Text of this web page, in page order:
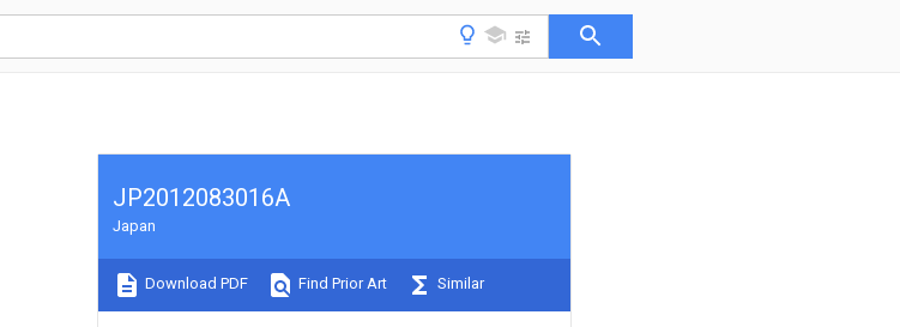
JP2012083016A
Japan
Download PDF Find Prior Art Similar